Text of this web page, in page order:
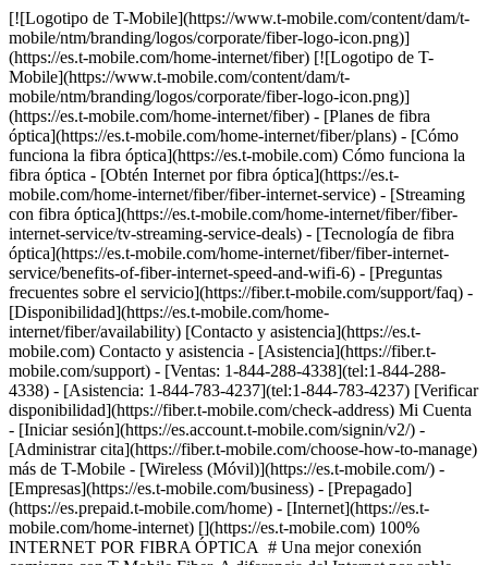
[![Logotipo de T-Mobile](https://www.t-mobile.com/content/dam/t-mobile/ntm/branding/logos/corporate/fiber-logo-icon.png)](https://es.t-mobile.com/home-internet/fiber) [![Logotipo de T-Mobile](https://www.t-mobile.com/content/dam/t-mobile/ntm/branding/logos/corporate/fiber-logo-icon.png)](https://es.t-mobile.com/home-internet/fiber) - [Planes de fibra óptica](https://es.t-mobile.com/home-internet/fiber/plans) - [Cómo funciona la fibra óptica](https://es.t-mobile.com) Cómo funciona la fibra óptica - [Obtén Internet por fibra óptica](https://es.t-mobile.com/home-internet/fiber/fiber-internet-service) - [Streaming con fibra óptica](https://es.t-mobile.com/home-internet/fiber/fiber-internet-service/tv-streaming-service-deals) - [Tecnología de fibra óptica](https://es.t-mobile.com/home-internet/fiber/fiber-internet-service/benefits-of-fiber-internet-speed-and-wifi-6) - [Preguntas frecuentes sobre el servicio](https://fiber.t-mobile.com/support/faq) - [Disponibilidad](https://es.t-mobile.com/home-internet/fiber/availability) [Contacto y asistencia](https://es.t-mobile.com) Contacto y asistencia - [Asistencia](https://fiber.t-mobile.com/support) - [Ventas: 1-844-288-4338](tel:1-844-288-4338) - [Asistencia: 1-844-783-4237](tel:1-844-783-4237) [Verificar disponibilidad](https://fiber.t-mobile.com/check-address) Mi Cuenta - [Iniciar sesión](https://es.account.t-mobile.com/signin/v2/) - [Administrar cita](https://fiber.t-mobile.com/choose-how-to-manage) más de T-Mobile - [Wireless (Móvil)](https://es.t-mobile.com/) - [Empresas](https://es.t-mobile.com/business) - [Prepagado](https://es.prepaid.t-mobile.com/home) - [Internet](https://es.t-mobile.com/home-internet) [](https://es.t-mobile.com) 100% INTERNET POR FIBRA ÓPTICA # Una mejor conexión comienza con T-Mobile Fiber. A diferencia del Internet por cable, nuestra red de 100% fibra óptica ofrece una conexión directa de fibra óptica hasta tu hogar, lo que garantiza velocidades constantes y una latencia ultrabaja. [Verifica disponibilidad , opens in a new window](https://fiber.t-mobile.com/check-address) ![c](https://es.t-mobile.com/sdscene7/is/image/Tmusprod/blank-35:16x9?fmt=png&fmt=png-alpha&qlt=100%2C0&resMode=sharp2&op_usm=1.75%2C0.3%2C2%2C0) ## ¿Internet por fibra óptica es la mejor opción para ti? Si tu casa depende de Internet durante todo el día, T-Mobile Fiber tiene lo que necesitas para seguir el ritmo. Haz streaming de tus programas favoritos con tiempos de carga imperceptibles, reproduce videojuegos casi sin demoras y recibe videollamadas sin interrupciones. La fibra óptica mantiene todos tus dispositivos conectados a la vez y se mantiene rápida, incluso cuando todos están conectados por Internet. ## Una mejor conexión a Internet para tu casa, basada 100% en fibra óptica. ![](https://es.t-mobile.com/sdscene7/is/image/Tmusprod/icon-gigabit-speed-9629200?ts=1781104646333&fmt=png-alpha&qlt=85%2C0&resMode=sharp2&op_usm=1.75%2C0.3%2C2%2C0&dpr=off) __Velocidades Gigabit.__ Velocidades de carga y descarga de varios gigabits. Los niveles de velocidad varían según la ubicación. ![](https://es.t-mobile.com/sdscene7/is/image/Tmusprod/fg-laptop-icon-11425002?ts=1781104646540&fmt=png-alpha&qlt=85%2C0&resMode=sharp2&op_usm=1.75%2C0.3%2C2%2C0&dpr=off) __Rendimiento rápido y confiable.__ Disfruta de un tiempo de actividad confiable para todo, desde el streaming hasta los videojuegos. ![](https://es.t-mobile.com/sdscene7/is/image/Tmusprod/fg-no-caps-icon-9628651?ts=1781104646697&fmt=png-alpha&qlt=85%2C0&resMode=sharp2&op_usm=1.75%2C0.3%2C2%2C0&dpr=off) __Sin restricciones en el uso de datos.__ Aprovecha los datos ilimitados. ![](https://es.t-mobile.com/sdscene7/is/image/Tmusprod/icon-no-cost-9629200?ts=1781104647048&fmt=png-alpha&qlt=85%2C0&resMode=sharp2&op_usm=1.75%2C0.3%2C2%2C0&dpr=off) __Equipo e instalación incluidos.__ Incluso un extensor Wifi Mesh, si es necesario para casas más grandes, en planes elegibles. Ver términos completos Incluye 1 extensor mesh, según sea necesario tras la evaluación de un instalador profesional. ## ¿En qué se diferencia Internet por fibra óptica de Internet por cable tradicional? Fiber se diseñó para el futuro, con rápidas velocidades de carga y descarga, cobertura en toda la casa y ancho de banda para todos tus dispositivos. ![T-Mobile Fiber](https://es.t-mobile.com/sdscene7/is/image/Tmusprod/t-fiber-eyebrow-9628651?ts=1781104647650&fmt=png-alpha&qlt=85%2C0&resMode=sharp2&op_usm=1.75%2C0.3%2C2%2C0&dpr=off) Velocidades de carga y descarga que pueden alcanzar el gigabit Latencia ultrabaja, ideal para juegos y videollamadas Constante y confiable: sin desaceleración durante las horas pico Tecnología para el futuro diseñada para las crecientes demandas de datos Incluye beneficios de T-Mobile Tuesday ## Internet por cable Las cargas son más lentas que las descargas Mayor latencia debido a cables coaxiales antiguos Puede disminuir la velocidad durante las horas pico debido al ancho de banda compartido Escalabilidad limitada debido a la tecnología de cable coaxial Los beneficios de suscripción adicionales varían según el proveedor ![T-Mobile Fiber](https://es.t-mobile.com/sdscene7/is/image/Tmusprod/t-fiber-eyebrow-9628651?ts=1781104648717&fmt=png-alpha&qlt=85%2C0&resMode=sharp2&op_usm=1.75%2C0.3%2C2%2C0&dpr=off) Velocidades de carga y descarga que pueden alcanzar el gigabit Latencia ultrabaja, ideal para juegos y videollamadas Constante y confiable: sin desaceleración durante las horas pico Tecnología para el futuro diseñada para las crecientes demandas de datos Incluye beneficios de T-Mobile Tuesday ## Internet por cable Las cargas son más lentas que las descargas Mayor latencia debido a cables coaxiales antiguos Puede disminuir la velocidad durante las horas pico debido al ancho de banda compartido Escalabilidad limitada debido a la tecnología de cable coaxial Los beneficios de suscripción adicionales varían según el proveedor ¿Estás preparado para T-Mobile Fiber? Nos estamos ampliando todos los días: entérate si estamos disponibles en tu dirección. [Verifica disponibilidad , opens in a new window](https://fiber.t-mobile.com/check-address) ![Tres mujeres jugando videojuegos.](https://es.t-mobile.com/sdscene7/is/image/Tmusprod/fg-ec-image-11656700:16x9?fmt=png&fmt=png-alpha&qlt=100%2C0&resMode=sharp2&op_usm=1.75%2C0.3%2C2%2C0) 21 de agosto de 2025 Lectura de 8 min. ## Información sobre Internet por fibra óptica: beneficios, cómo funciona y preguntas frecuentes [Información sobre Internet por fibra óptica: beneficios, cómo funciona y preguntas frecuentes](https://es.t-mobile.com) [Información sobre Internet por fibra óptica: beneficios, cómo funciona y preguntas frecuentes](https://es.t-mobile.com/home-internet/the-signal/isp/what-is-fiber-internet) Información sobre Internet por fibra óptica: beneficios, cómo funciona y preguntas frecuentes [Lee más](https://es.t-mobile.com/home-internet/the-signal/isp/what-is-fiber-internet) ## Información sobre Internet por fibra óptica: beneficios, cómo funciona y preguntas frecuentes 11 de octubre de 2024 Lectura de 7 min. ## DSL vs. fibra óptica vs. cable vs. Internet 5G residencial [DSL vs. fibra óptica vs. cable vs. Internet 5G residencial](https://es.t-mobile.com) [DSL vs. fibra óptica vs. cable vs. Internet 5G residencial](https://es.t-mobile.com/home-internet/the-signal/internet-help/dsl-vs-fiber-vs-cable-vs-5g-home-internet) DSL vs. fibra óptica vs. cable vs. Internet 5G residencial [Lee más](https://es.t-mobile.com/home-internet/the-signal/internet-help/dsl-vs-fiber-vs-cable-vs-5g-home-internet) ## DSL vs. fibra óptica vs. cable vs. Internet 5G residencial 8 mayo de 2024 Lectura de 7 min. ## Todo acerca de los cables de Internet de fibra óptica [Todo acerca de los cables de Internet de fibra óptica](https://es.t-mobile.com) [Todo acerca de los cables de Internet de fibra óptica](https://es.t-mobile.com/home-internet/the-signal/isp/all-things-fiber-optic-internet-cables) Todo acerca de los cables de Internet de fibra óptica [Lee más](https://es.t-mobile.com/home-internet/the-signal/isp/all-things-fiber-optic-internet-cables) ## Todo acerca de los cables de Internet de fibra óptica Enero 2026 Lectura de 7 min. ## Elegir entre servicio de cable coaxial con fibra óptica híbrido y servicio completo de fibra óptica (FTTH): lo que debes saber [Elegir entre servicio de cable coaxial con fibra óptica híbrido y servicio completo de fibra óptica (FTTH): lo que debes saber](https://es.t-mobile.com) [Elegir entre servicio de cable coaxial con fibra óptica híbrido y servicio completo de fibra óptica (FTTH): lo que debes saber](https://es.t-mobile.com/home-internet/the-signal/speed/hybrid-fiber-coax-vs-full-fiber-ftth) Elegir entre servicio de cable coaxial con fibra óptica híbrido y servicio completo de fibra óptica (FTTH): lo que debes saber [Lee más](https://es.t-mobile.com/home-internet/the-signal/speed/hybrid-fiber-coax-vs-full-fiber-ftth) ## Elegir entre servicio de cable coaxial con fibra óptica híbrido y servicio completo de fibra óptica (FTTH): lo que debes saber ## ¡Hola! ¿Deseas mantener la sesión abierta? Para mantener la seguridad de tus cuentas, se cerrará automáticamente tu sesión en: Sí, mantener la sesión abierta No, cerrar la sesión ## Comparte tu pantalla mientras estás en una llamada o en la tienda __Recibe ayuda personalizada de un experto en tiempo real__ - Por tu seguridad, la información personal, las pestañas y las notificaciones se ocultan automáticamente. - Puedes dejar de compartir la pantalla en cualquier momento. - Los expertos solo pueden ver lo que hay en T-Mobile.com. - No uses la función para compartir pantalla mientras conduces o en cualquier situación en la que no sea seguro concentrarte en la pantalla. Al hacer clic en "Aceptar y continuar", das tu consentimiento para que el experto vea tu pantalla con el fin de ayudarte con la navegación. Esta sesión puede ser grabada. Para con